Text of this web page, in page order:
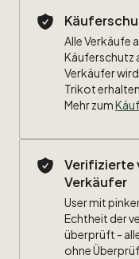
Alle Verkäufe
Käuferschutz
Verkäufer
Trikot
Mehr zum
Verifizierte
Verkäufer
User mit
Echtheit der
überprüft -
ohne